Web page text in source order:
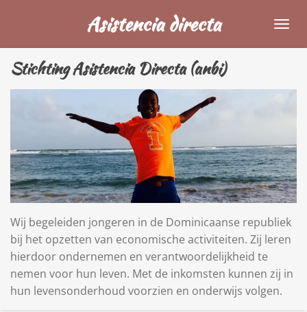
naar
de
hoofdinhoud
Asistencia directa
Stichting Asistencia Directa (anbi)
Wij begeleiden jongeren in de Dominicaanse republiek
bij het opzetten van economische activiteiten. Zij leren
hierdoor ondernemen en verantwoordelijkheid te
nemen voor hun leven. Met de inkomsten kunnen zij in
hun levensonderhoud voorzien en onderwijs volgen.